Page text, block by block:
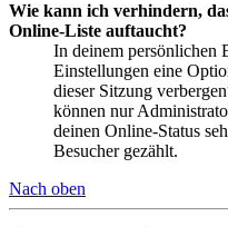
Wie kann ich verhindern,
Online-Liste auftaucht?
In deinem persönlichen
Einstellungen eine
dieser Sitzung
können nur
deinen Online-Status
Besucher gezählt.
Nach oben